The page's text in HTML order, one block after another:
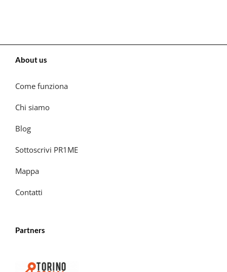
About us
Come funziona
Chi siamo
Blog
Sottoscrivi PR1ME
Mappa
Contatti
Partners